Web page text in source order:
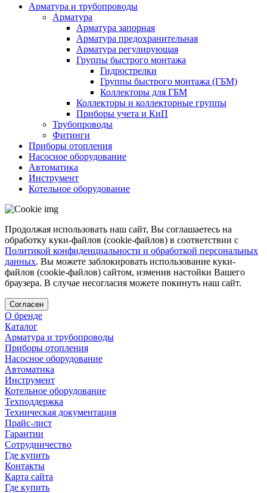
Арматура и трубопроводы
Арматура
Арматура запорная
Арматура предохранительная
Арматура регулирующая
Группы быстрого монтажа
Гидрострелки
Группы быстрого монтажа (ГБМ)
Коллекторы для ГБМ
Коллекторы и коллекторные группы
Приборы учета и КиП
Трубопроводы
Фитинги
Приборы отопления
Насосное оборудование
Автоматика
Инструмент
Котельное оборудование
Продолжая использовать наш сайт, Вы соглашаетесь на
обработку куки-файлов (cookie-файлов) в соответствии с
Политикой конфиденциальности и обработкой персональных
данных. Вы можете заблокировать использование куки-
файлов (cookie-файлов) сайтом, изменив настойки Вашего
браузера. В случае несогласия можете покинуть наш сайт.
Согласен
О бренде
Каталог
Арматура и трубопроводы
Приборы отопления
Насосное оборудование
Автоматика
Инструмент
Котельное оборудование
Техподдержка
Техническая документация
Прайс-лист
Гарантии
Сотрудничество
Где купить
Контакты
Карта сайта
Где купить